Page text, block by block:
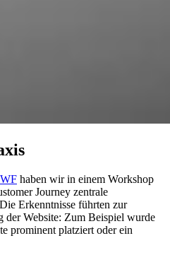
haben wir in einem Workshop
Journey zentrale
Erkenntnisse führten zur
der Website: Zum Beispiel wurde
prominent platziert oder ein